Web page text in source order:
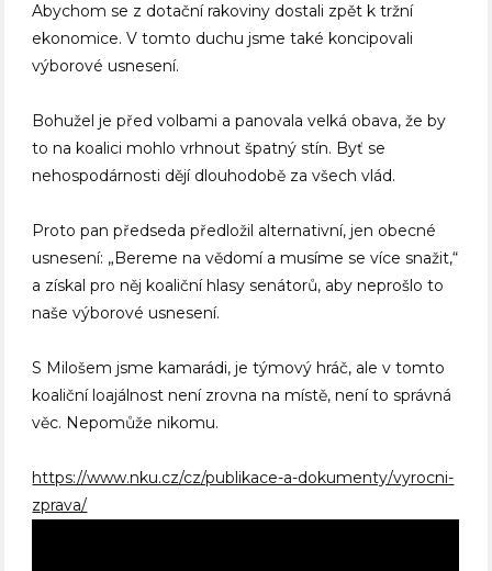
Abychom se z dotační rakoviny dostali zpět k tržní
ekonomice. V tomto duchu jsme také koncipovali
výborové usnesení.
Bohužel je před volbami a panovala velká obava, že by
to na koalici mohlo vrhnout špatný stín. Byť se
nehospodárnosti dějí dlouhodobě za všech vlád.
Proto pan předseda předložil alternativní, jen obecné
usnesení: „Bereme na vědomí a musíme se více snažit,“
a získal pro něj koaliční hlasy senátorů, aby neprošlo to
naše výborové usnesení.
S Milošem jsme kamarádi, je týmový hráč, ale v tomto
koaliční loajálnost není zrovna na místě, není to správná
věc. Nepomůže nikomu.
https://www.nku.cz/cz/publikace-a-dokumenty/vyrocni-
zprava/